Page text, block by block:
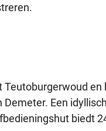
Een
biedt